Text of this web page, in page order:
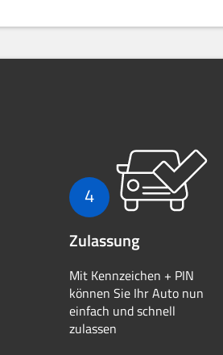
4
Zulassung
Mit Kennzeichen + PIN
können Sie Ihr Auto nun
einfach und schnell
zulassen